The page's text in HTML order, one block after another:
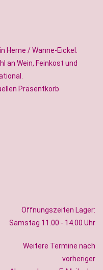
Herne / Wanne-Eickel.
an Wein, Feinkost und
Präsentkorb
Öffnungszeiten Lager:
Samstag 11.00 - 14.00 Uhr
Weitere Termine nach
vorheriger